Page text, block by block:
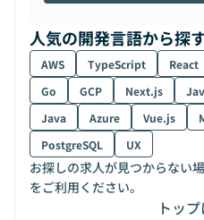
人気の開発言語から探
AWS TypeScript React
Go
GCP Next.js
Java
Azure Vue.js
PostgreSQL
UX
お探しの求人が見つからない
をご利用ください。
トッ